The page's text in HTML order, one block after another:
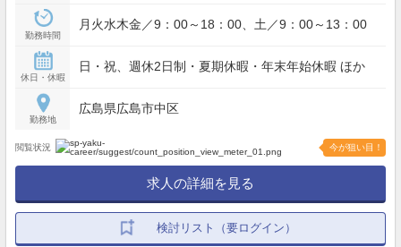
勤務時間
月火水木金／9：00～18：00、土／9：00～13：00
休日・休暇
日・祝、週休2日制・夏期休暇・年末年始休暇 ほか
勤務地
広島県広島市中区
閲覧状況 今が狙い目！
求人の詳細を見る
検討リスト（要ログイン）